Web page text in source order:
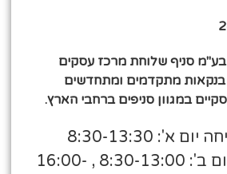
סניף שלוחת מרכז עסקים
בנקאות מתקדמים ומתחדשים
במגוון סניפים ברחבי הארץ.
א': 8:30-13:30
שעות פתיחה יום ב': 8:30-13:00 , 16:00-